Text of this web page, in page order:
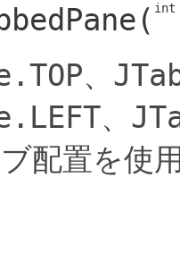
​( int
、
、
配置を使